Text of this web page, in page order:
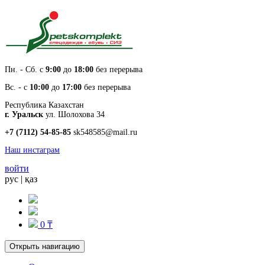
Пн. - Cб. с 9:00 до 18:00 без перерыва
Вс. - с 10:00 до 17:00 без перерыва
Республика Казахстан
г. Уральск ул. Шолохова 34
+7 (7112) 54-85-85 sk548585@mail.ru
Наш инстаграм
войти
рус | қаз
0 ₸
Открыть навигацию